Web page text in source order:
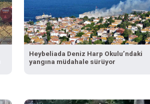
Heybeliada Deniz Harp Okulu’ndaki
yangına müdahale sürüyor